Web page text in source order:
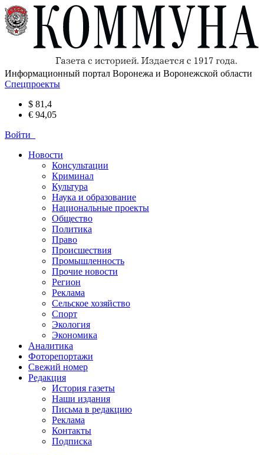
Информационный портал Воронежа и Воронежской области
Спецпроекты
$ 81,4
€ 94,05
Войти
Новости
Консультации
Криминал
Культура
Наука и образование
Национальные проекты
Общество
Политика
Право
Происшествия
Промышленность
Прочие новости
Регион
Реклама
Сельское хозяйство
Спорт
Экология
Экономика
Аналитика
Фоторепортажи
Свежий номер
Редакция
История газеты
Наши издания
Письма в редакцию
Реклама
Контакты
Подписка